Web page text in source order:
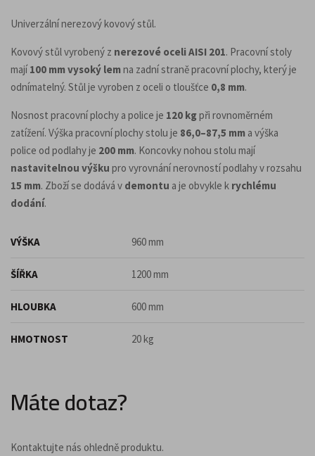
Univerzální nerezový kovový stůl.
Kovový stůl vyrobený z nerezové oceli AISI 201. Pracovní stoly
mají100 mm vysoký lemna zadní straně pracovní plochy, který je
odnímatelný. Stůl je vyroben z oceli o tloušťce 0,8 mm.
Nosnost pracovní plochy a police je 120 kgpři rovnoměrném
zatížení. Výška pracovní plochy stolu je 86,0–87,5 mm a výška
police od podlahy je 200 mm. Koncovky nohou stolu mají
nastavitelnou výšku pro vyrovnání nerovností podlahy v rozsahu
15 mm. Zboží se dodává v demontu a je obvykle k rychlému
dodání.
VÝŠKA 960 mm
ŠÍŘKA 1200 mm
HLOUBKA 600 mm
HMOTNOST 20 kg
Máte dotaz?
Kontaktujte nás ohledně produktu.